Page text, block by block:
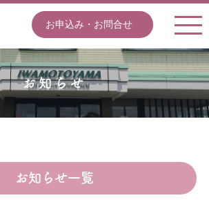
お申込み・お問合せ
お知らせ
お知らせ一覧